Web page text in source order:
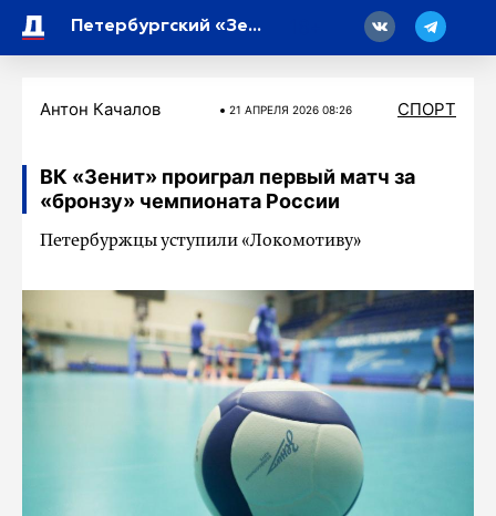
Петербургский «Зенит» получил 1,23 миллиарда чистой прибыли впервые с 2016 года
Антон Качалов 21 АПРЕЛЯ 2026 08:26 СПОРТ
ВК «Зенит» проиграл первый матч за
«бронзу» чемпионата России
Петербуржцы уступили «Локомотиву»